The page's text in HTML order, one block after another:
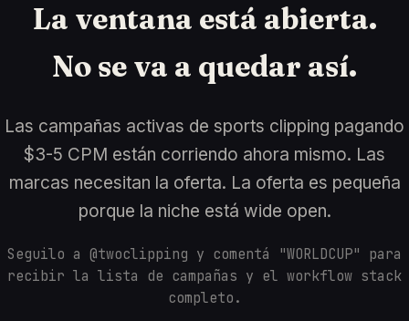
La ventana está abierta.
No se va a quedar así.
Las campañas activas de sports clipping pagando
$3-5 CPM están corriendo ahora mismo. Las
marcas necesitan la oferta. La oferta es pequeña
porque la niche está wide open.
Seguilo a @twoclipping y comentá "WORLDCUP" para
recibir la lista de campañas y el workflow stack
completo.